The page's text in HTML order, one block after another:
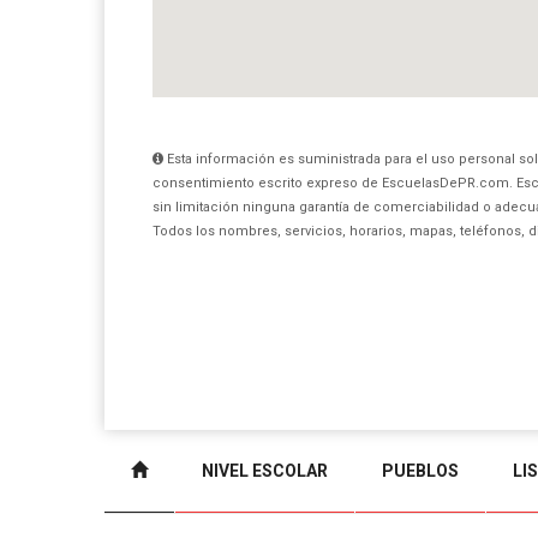
Esta información es suministrada para el uso personal
consentimiento escrito expreso de EscuelasDePR.com.
sin limitación ninguna garantía de comerciabilidad o
Todos los nombres, servicios, horarios, mapas, teléfonos,
NIVEL ESCOLAR PUEBLOS